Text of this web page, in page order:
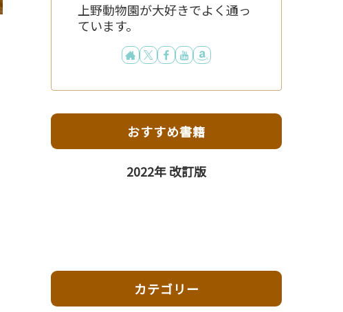
上野動物園が大好きでよく通っ
ています。
おすすめ書籍
2022年 改訂版
カテゴリー